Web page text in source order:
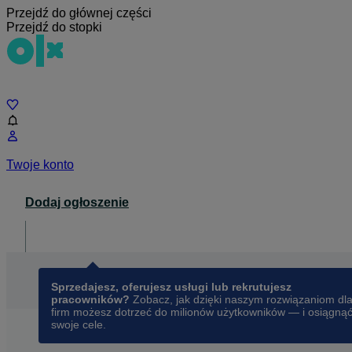
Przejdź do głównej części
Przejdź do stopki
Twoje konto
Dodaj ogłoszenie
Sprzedajesz, oferujesz usługi lub rekrutujesz
pracowników? Zobacz, jak dzięki naszym rozwiązaniom dla
firm możesz dotrzeć do milionów użytkowników — i osiągnąć
swoje cele.